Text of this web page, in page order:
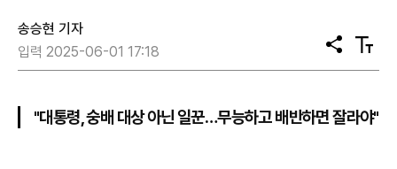
송승현 기자
입력 2025-06-01 17:18
공
유
텍
스
기
"대통령, 숭배 대상 아닌 일꾼…무능하고 배반하면 잘라야"